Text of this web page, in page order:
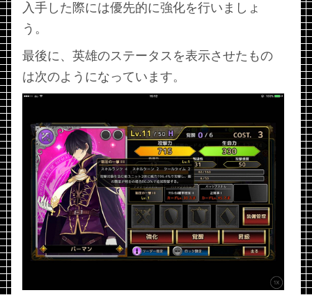
入手した際には優先的に強化を行いましょ
う。
最後に、英雄のステータスを表示させたもの
は次のようになっています。